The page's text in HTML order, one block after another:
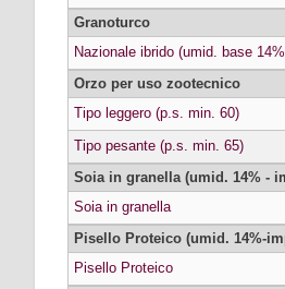
Granoturco
Nazionale ibrido (umid. base
Orzo per uso zootecnico
Tipo leggero (p.s. min. 60)
Tipo pesante (p.s. min. 65)
Soia in granella (umid. 14% -
Soia in granella
Pisello Proteico (umid. 14%-
Pisello Proteico